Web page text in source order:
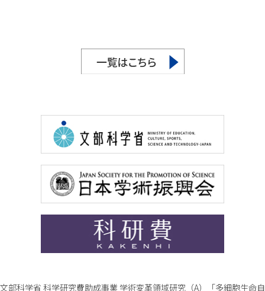
文部科学省 科学研究費助成事業 学術変革領域研究（A）「多細胞生命自